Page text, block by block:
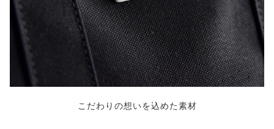
こだわりの想いを込めた素材